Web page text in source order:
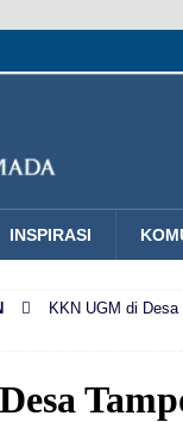
INSPIRASI
KKN UGM di